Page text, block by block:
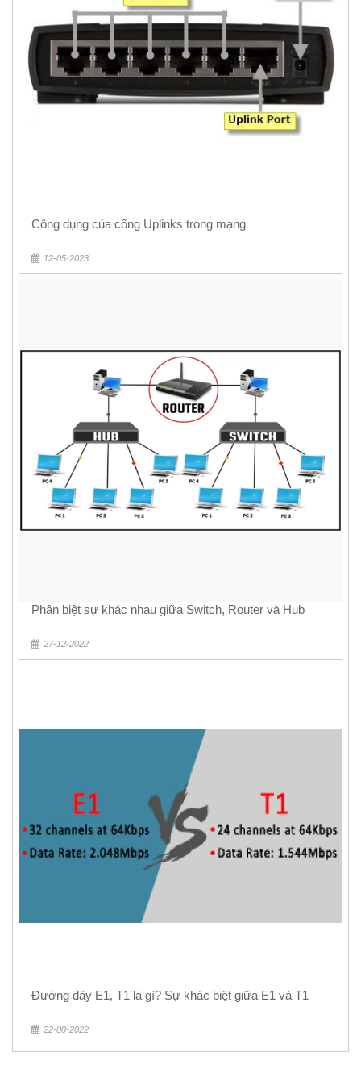
Công dụng của cổng Uplinks trong mạng
12-05-2023
Phân biệt sự khác nhau giữa Switch, Router và Hub
27-12-2022
Đường dây E1, T1 là gì? Sự khác biệt giữa E1 và T1
22-08-2022